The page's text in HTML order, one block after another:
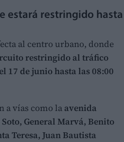
estará restringido hasta
al centro urbano, donde
restringido al tráfico
17 de junio hasta las 08:00
a vías como la avenida
General Marvá, Benito
Teresa, Juan Bautista